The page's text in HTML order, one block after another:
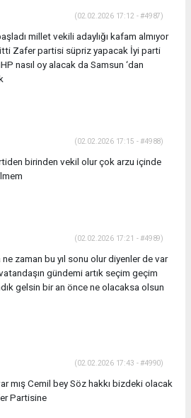
(02.02.2026 17:12 - #4987)
millet vekili adaylığı kafam almıyor
Zafer partisi süpriz yapacak İyi parti
nasıl oy alacak da Samsun ‘dan
(02.02.2026 17:15 - #4988)
birinden vekil olur çok arzu içinde
(02.02.2026 17:21 - #4989)
zaman bu yıl sonu olur diyenler de var
gündemi artık seçim geçim
gelsin bir an önce ne olacaksa olsun
(02.02.2026 17:43 - #4990)
mış Cemil bey Söz hakkı bizdeki olacak
Partisine